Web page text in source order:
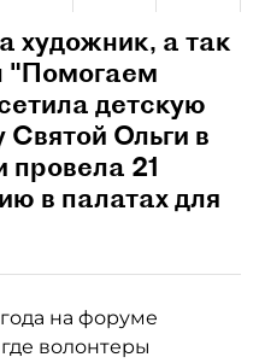
художник, а так
"Помогаем
детскую
Святой Ольги в
провела 21
в палатах для
на форуме
волонтеры